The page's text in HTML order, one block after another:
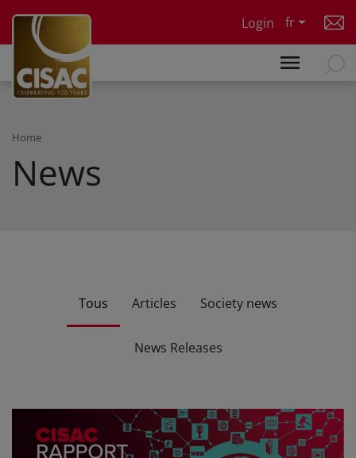
Login
fr
Home
News
Tous Articles Society news
News Releases